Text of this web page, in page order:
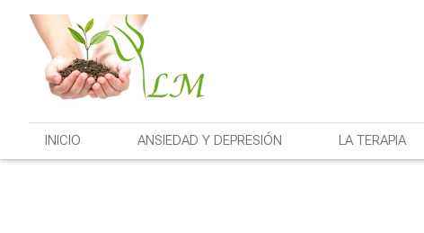
INICIO ANSIEDAD Y DEPRESIÓN LA TERAPIA